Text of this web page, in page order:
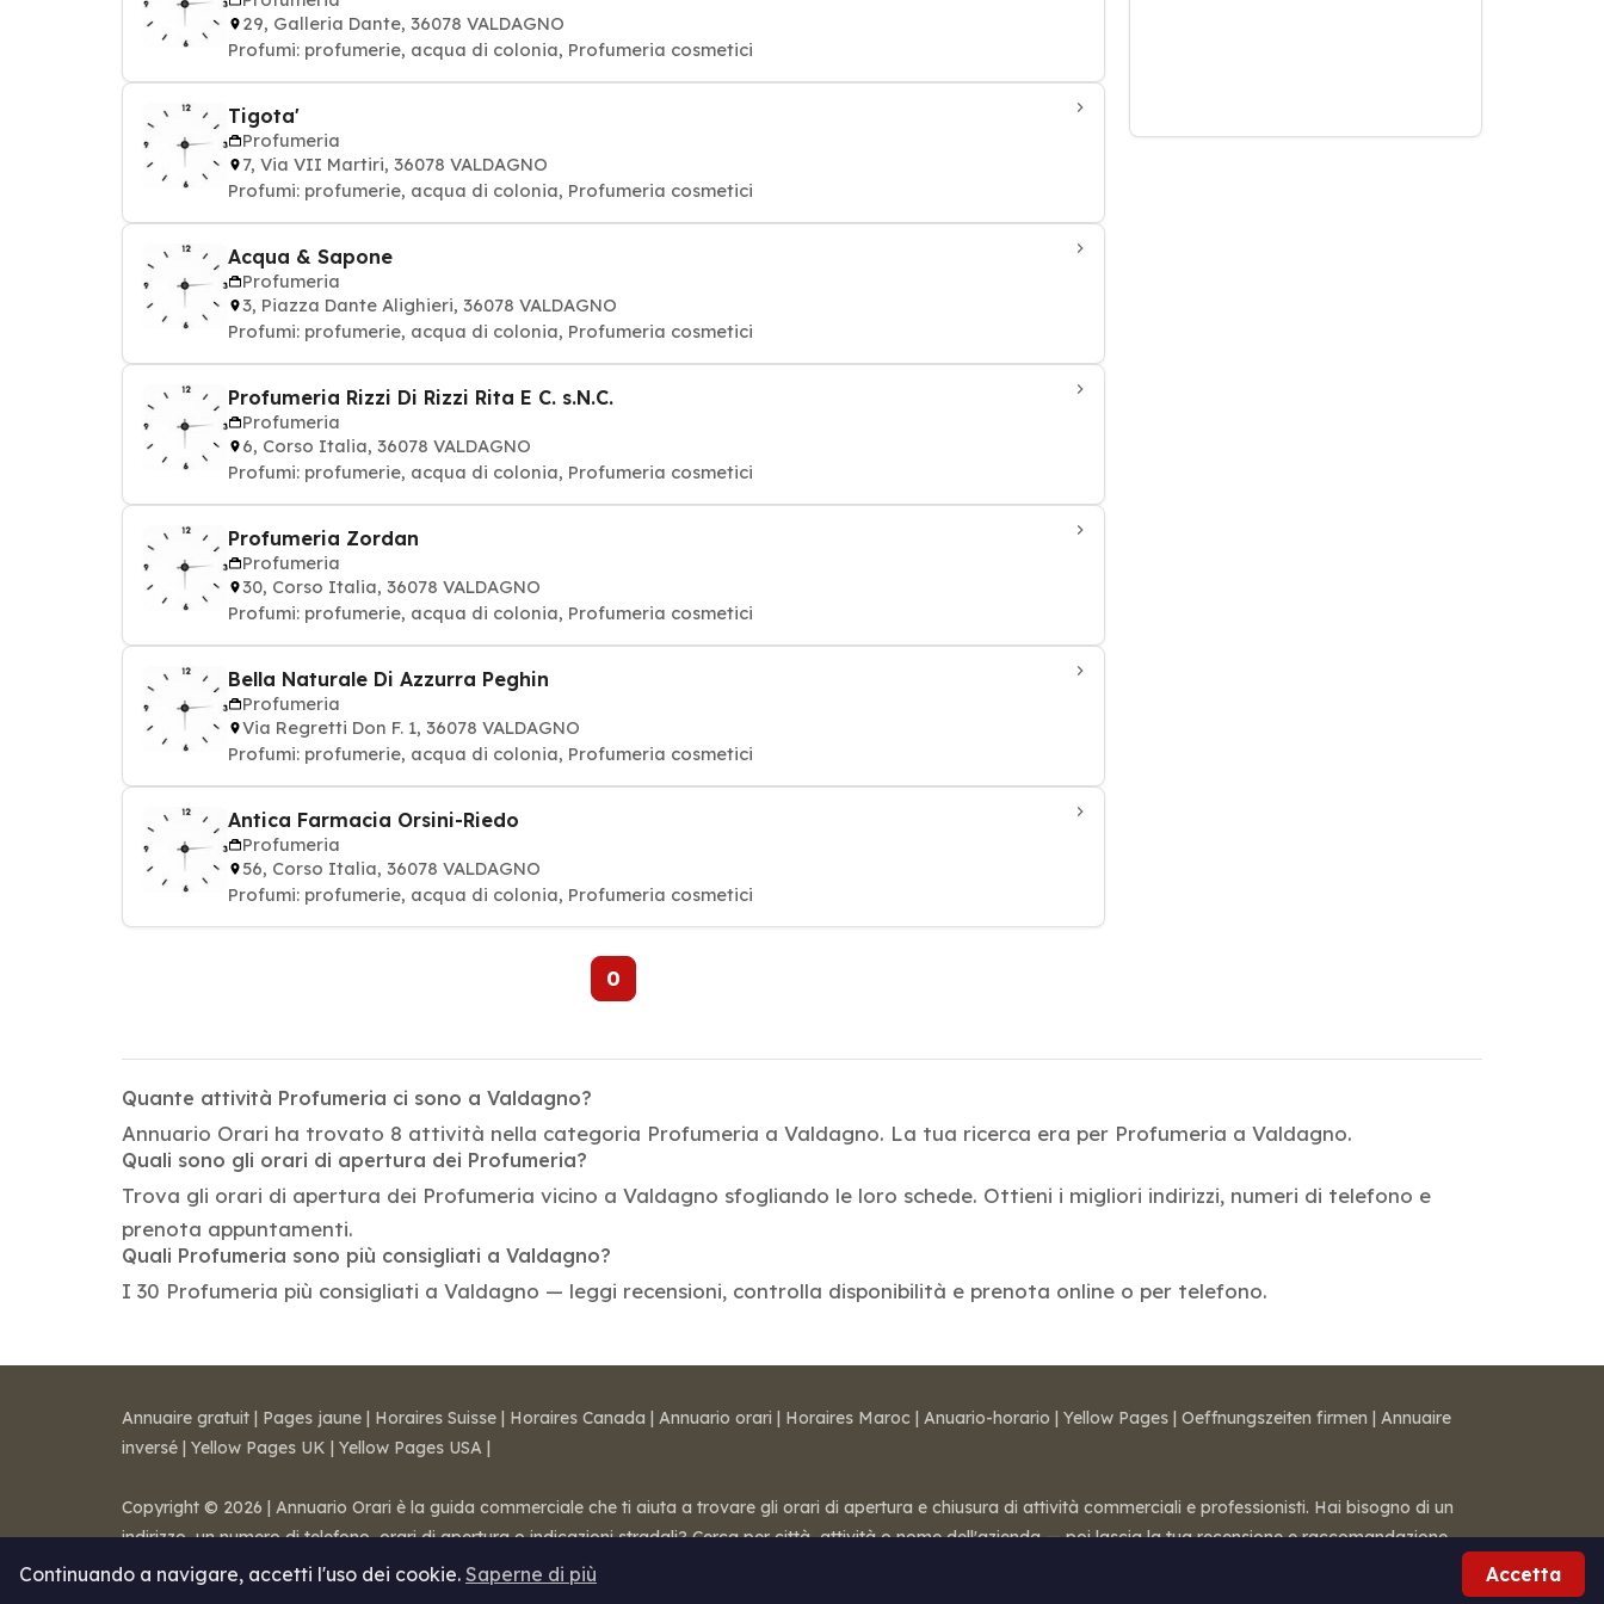
29, Galleria Dante, 36078 VALDAGNO
Profumi: profumerie, acqua di colonia, Profumeria cosmetici
Tigota'
Profumeria
7, Via VII Martiri, 36078 VALDAGNO
Profumi: profumerie, acqua di colonia, Profumeria cosmetici
Acqua & Sapone
Profumeria
3, Piazza Dante Alighieri, 36078 VALDAGNO
Profumi: profumerie, acqua di colonia, Profumeria cosmetici
Profumeria Rizzi Di Rizzi Rita E C. s.N.C.
Profumeria
6, Corso Italia, 36078 VALDAGNO
Profumi: profumerie, acqua di colonia, Profumeria cosmetici
Profumeria Zordan
Profumeria
30, Corso Italia, 36078 VALDAGNO
Profumi: profumerie, acqua di colonia, Profumeria cosmetici
Bella Naturale Di Azzurra Peghin
Profumeria
Via Regretti Don F. 1, 36078 VALDAGNO
Profumi: profumerie, acqua di colonia, Profumeria cosmetici
Antica Farmacia Orsini-Riedo
Profumeria
56, Corso Italia, 36078 VALDAGNO
Profumi: profumerie, acqua di colonia, Profumeria cosmetici
0
Quante attività Profumeria ci sono a Valdagno?
Annuario Orari ha trovato 8 attività nella categoria Profumeria a Valdagno. La tua ricerca era per Profumeria a Valdagno.
Quali sono gli orari di apertura dei Profumeria?
Trova gli orari di apertura dei Profumeria vicino a Valdagno sfogliando le loro schede. Ottieni i migliori indirizzi, numeri di telefono e
prenota appuntamenti.
Quali Profumeria sono più consigliati a Valdagno?
I 30 Profumeria più consigliati a Valdagno — leggi recensioni, controlla disponibilità e prenota online o per telefono.
Continuando a navigare, accetti l'uso dei cookie. Saperne di più Accetta
Annuaire gratuit | Pages jaune | Horaires Suisse | Horaires Canada | Annuario orari | Horaires Maroc | Anuario-horario | Yellow Pages | Oeffnungszeiten firmen | Annuaire
inversé | Yellow Pages UK | Yellow Pages USA |
Copyright © 2026 | Annuario Orari è la guida commerciale che ti aiuta a trovare gli orari di apertura e chiusura di attività commerciali e professionisti. Hai bisogno di un
indirizzo, un numero di telefono, orari di apertura o indicazioni stradali? Cerca per città, attività o nome dell'azienda — poi lascia la tua recensione e raccomandazione.
Note legali-Condizioni di vendita -Contatti